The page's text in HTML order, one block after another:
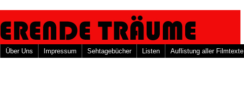
Über Uns Impressum Sehtagebücher Listen Auflistung aller Filmtexte